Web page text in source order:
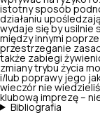
istotny sposób
działaniu
wydaje się by usilnie
między innymi
przestrzeganie
także zabiegi
zmiany trybu życia
i/lub poprawy jego
wieczór nie
klubową imprezę –
Bibliografia